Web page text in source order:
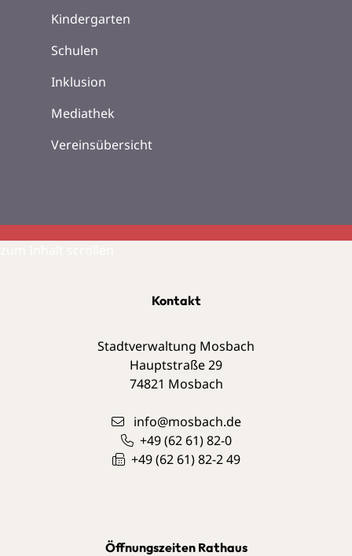
Kindergarten
Schulen
Inklusion
Mediathek
Vereinsübersicht
Kontakt
Stadtverwaltung Mosbach
Hauptstraße 29
74821 Mosbach
info@mosbach.de
+49 (62 61) 82-0
+49 (62 61) 82-2 49
Öffnungszeiten Rathaus